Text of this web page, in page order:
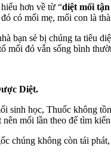
hơn về từ “diệt mối tận
có mối mẹ, mối con là
bạn sẻ bị chúng ta tiêu
mối đó vẫn sống bình
Diệt.
sinh học, Thuốc không
mối lần theo để tìm
chúng không còn tái